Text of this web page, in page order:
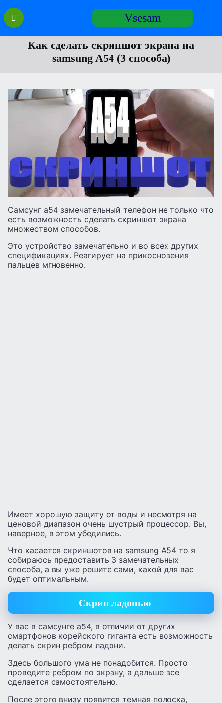
Перейти
содержанию
Vsesam
Как сделать скриншот экрана на
samsung A54 (3 способа)
Самсунг а54 замечательный телефон не только что
есть возможность сделать скриншот экрана
множеством способов.
Это устройство замечательно и во всех других
спецификациях. Реагирует на прикосновения
пальцев мгновенно.
Имеет хорошую защиту от воды и несмотря на
ценовой диапазон очень шустрый процессор. Вы,
наверное, в этом убедились.
Что касается скриншотов на samsung A54 то я
собираюсь предоставить 3 замечательных
способа, а вы уже решите сами, какой для вас
будет оптимальным.
Скрин ладонью
У вас в самсунге а54, в отличии от других
смартфонов корейского гиганта есть возможность
делать скрин ребром ладони.
Здесь большого ума не понадобится. Просто
проведите ребром по экрану, а дальше все
сделается самостоятельно.
После этого внизу появится темная полоска,